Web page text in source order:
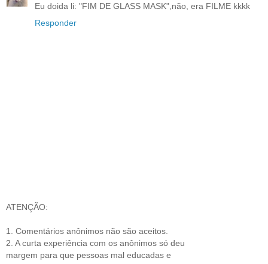
Eu doida li: "FIM DE GLASS MASK",não, era FILME kkkk
Responder
ATENÇÃO:
1. Comentários anônimos não são aceitos.
2. A curta experiência com os anônimos só deu
margem para que pessoas mal educadas e